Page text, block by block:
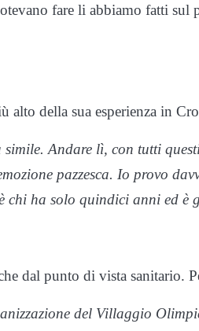
fare li abbiamo fatti sul
alto della sua esperienza in
simile. Andare lì, con tutti
pazzesca. Io provo
chi ha solo quindici anni ed è
dal punto di vista sanitario.
del Villaggio